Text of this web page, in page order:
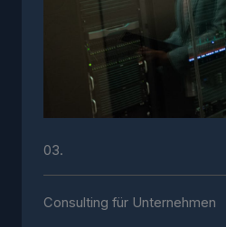
03.
Consulting für Unternehmen